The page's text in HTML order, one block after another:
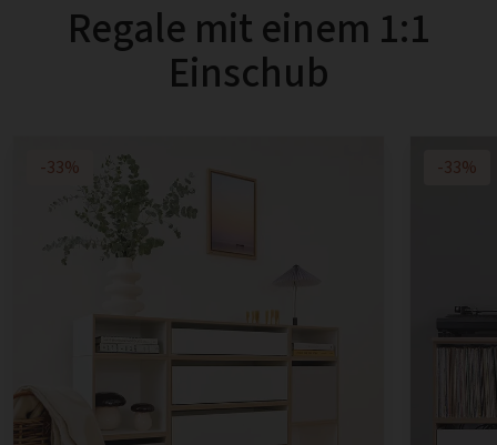
Regale mit einem 1:1
Einschub
-33% -33%